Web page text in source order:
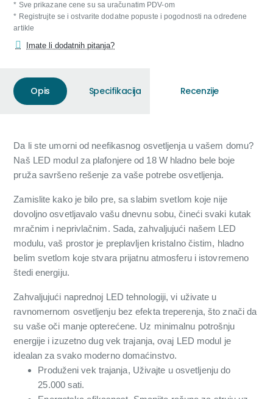
* Sve prikazane cene su sa uračunatim PDV-om
* Registrujte se i ostvarite dodatne popuste i pogodnosti na određene
artikle
Imate li dodatnih pitanja?
Opis Specifikacija Recenzije
Da li ste umorni od neefikasnog osvetljenja u vašem domu?
Naš LED modul za plafonjere od 18 W hladno bele boje
pruža savršeno rešenje za vaše potrebe osvetljenja.
Zamislite kako je bilo pre, sa slabim svetlom koje nije
dovoljno osvetljavalo vašu dnevnu sobu, čineći svaki kutak
mračnim i neprivlačnim. Sada, zahvaljujući našem LED
modulu, vaš prostor je preplavljen kristalno čistim, hladno
belim svetlom koje stvara prijatnu atmosferu i istovremeno
štedi energiju.
Zahvaljujući naprednoj LED tehnologiji, vi uživate u
ravnomernom osvetljenju bez efekta treperenja, što znači da
su vaše oči manje opterećene. Uz minimalnu potrošnju
energije i izuzetno dug vek trajanja, ovaj LED modul je
idealan za svako moderno domaćinstvo.
Produženi vek trajanja, Uživajte u osvetljenju do
25.000 sati.